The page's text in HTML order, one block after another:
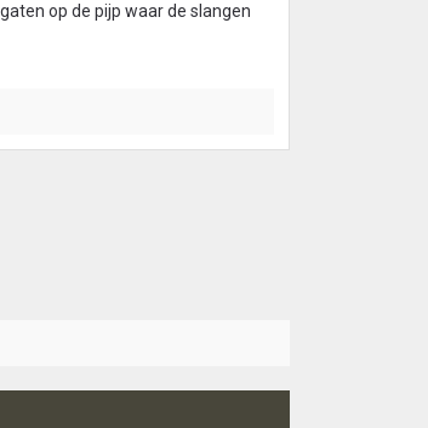
op de pijp waar de slangen